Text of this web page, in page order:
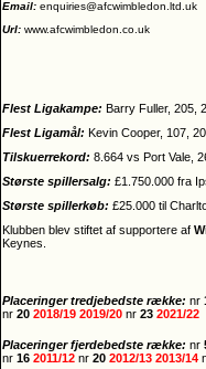
Email: enquiries@afcwimbledon.ltd.uk
Url: www.afcwimbledon.co.uk
Flest Ligakampe: Barry Fuller, 205,
Flest Ligamål: Kevin Cooper, 107,
Tilskuerrekord: 8.664 vs Port Vale,
Største spillersalg: £1.750.000 fra
Største spillerkøb: £25.000 til
Klubben blev stiftet af supportere af
Keynes.
Placeringer tredjebedste række: nr
nr 20 2018/19 2019/20 nr 23 2021/22
Placeringer fjerdebedste række: nr
nr 16 2011/12 nr 20 2012/13 2013/14